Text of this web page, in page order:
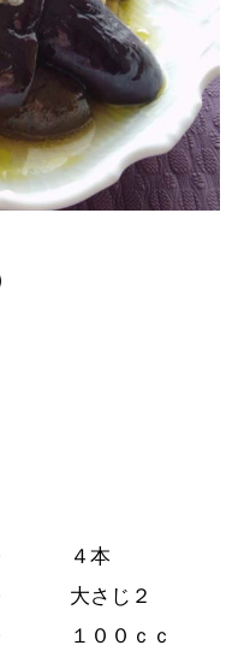
４本
大さじ２
１００ｃｃ